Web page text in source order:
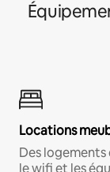
Locations
Des
le wifi et les